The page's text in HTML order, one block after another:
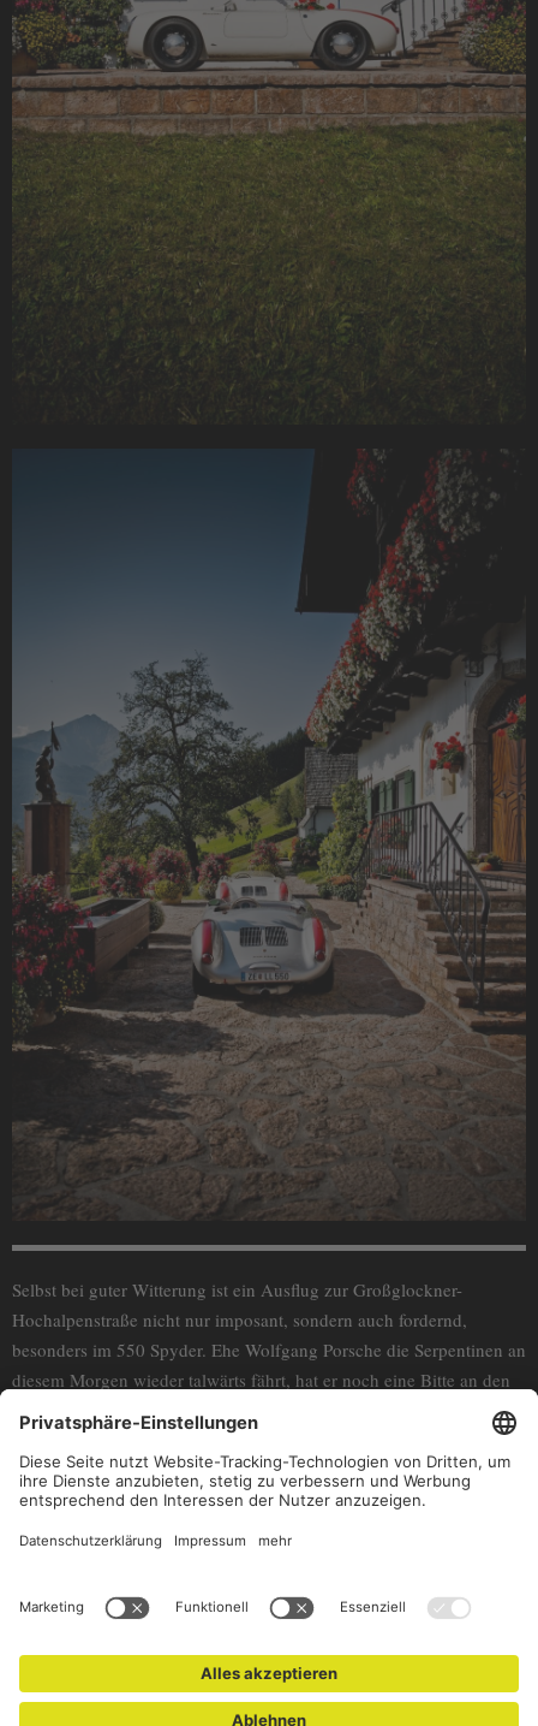
Selbst bei guter Witterung ist ein Ausflug zur Großglockner-
Hochalpenstraße nicht nur imposant, sondern auch fordernd,
besonders im 550 Spyder. Ehe Wolfgang Porsche die Serpentinen an
diesem Morgen wieder talwärts fährt, hat er noch eine Bitte an den
Fotografen Stefan Bogner: Ob man zur gewohnten Stelle fahren und
das obligatorische Erinnerungsfoto machen könne? Nichts lieber als
das. Und so entsteht ein Motiv mit Seltenheitswert: viermal Porsche
– und alle original.
(C) Christophorus Magazin